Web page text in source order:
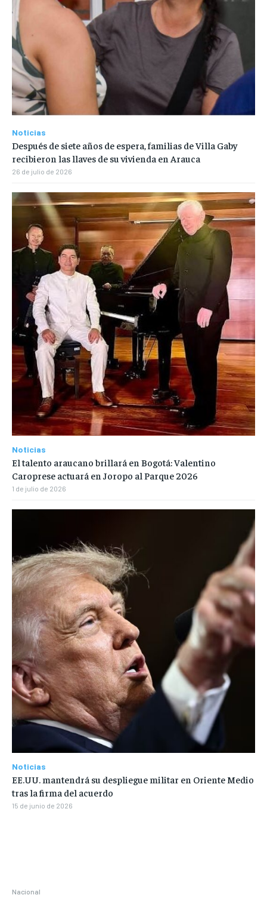
Nacional
Noticias
Después de siete años de espera, familias de Villa Gaby
recibieron las llaves de su vivienda en Arauca
26 de julio de 2026
Noticias
El talento araucano brillará en Bogotá: Valentino
Caroprese actuará en Joropo al Parque 2026
1 de julio de 2026
Noticias
EE.UU. mantendrá su despliegue militar en Oriente Medio
tras la firma del acuerdo
15 de junio de 2026